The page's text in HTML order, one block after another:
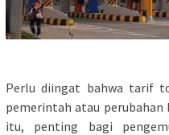
Perlu diingat bahwa tarif
pemerintah atau
itu, penting bagi